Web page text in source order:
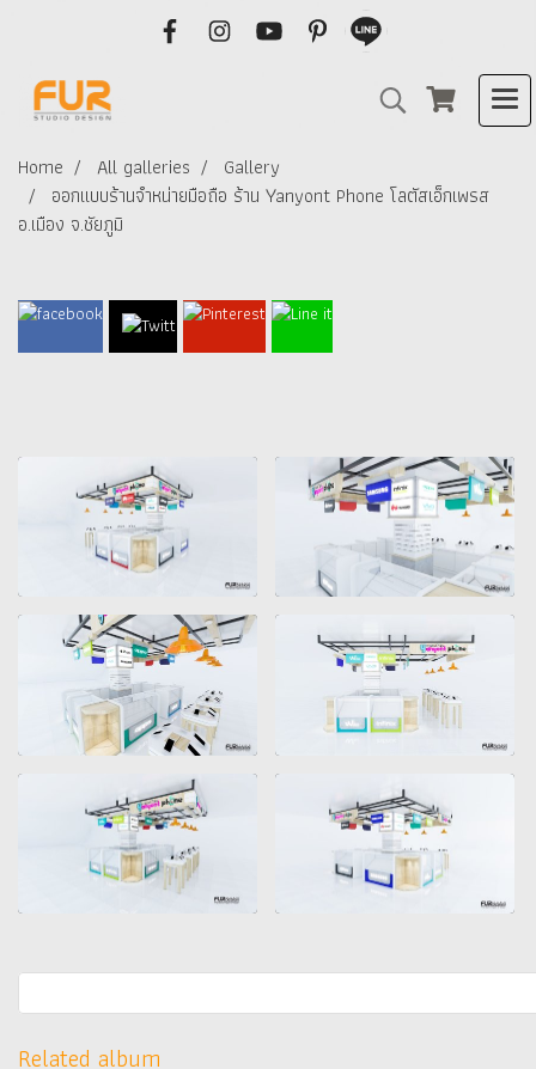
Home All galleries
Gallery
ออกแบบร้านจำหน่ายมือถือ ร้าน Yanyont Phone โลตัสเอ็กเพรส
อ.เมือง จ.ชัยภูมิ
Related album